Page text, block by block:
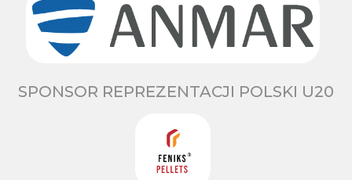
SPONSOR REPREZENTACJI POLSKI U20